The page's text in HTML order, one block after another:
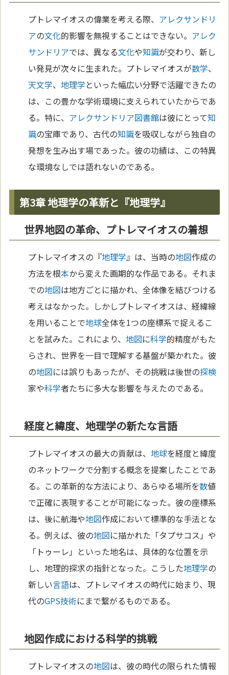
プトレマイオスの偉業を考える際、 アレクサンドリ
アの文化的影響を無視することはできない。 アレク
サンドリアでは、異なる文化や知識が交わり、新し
い発見が次々に生まれた。プトレマイオスが数学、
天文学、地理学といった幅広い分野で活躍できたの
は、この豊かな学術環境に支えられていたからであ
る。特に、 アレクサンドリア図書館は彼にとって知
識の宝庫であり、古代の知識を吸収しながら独自の
発想を生み出す場であった。彼の功績は、この特異
な環境なしでは語れないのである。
第3章 地理学の革新と『地理学』
世界地図の革命、プトレマイオスの着想
プトレマイオスの『地理学』は、当時の地図作成の
方法を根本から変えた画期的な作品である。それま
での地図は地方ごとに描かれ、全体像を結びつける
考えはなかった。しかしプトレマイオスは、経緯線
を用いることで地球全体を1つの座標系で捉えるこ
とを試みた。これにより、地図に科学的精度がもた
らされ、世界を一目で理解する基盤が築かれた。彼
の地図には誤りもあったが、その挑戦は後世の探検
家や科学者たちに多大な影響を与えたのである。
経度と緯度、地理学の新たな言語
プトレマイオスの最大の貢献は、地球を経度と緯度
のネットワークで分割する概念を提案したことであ
る。この革新的な方法により、あらゆる場所を数値
で正確に表現することが可能になった。彼の座標系
は、後に航海や地図作成において標準的な手法とな
る。例えば、彼の地図に描かれた「タプサコス」や
「トゥーレ」といった地名は、具体的な位置を示
し、地理的探求の指針となった。こうした地理学の
新しい言語は、プトレマイオスの時代に始まり、現
代のGPS技術にまで繋がるものである。
地図作成における科学的挑戦
プトレマイオスの地図は、彼の時代の限られた情報